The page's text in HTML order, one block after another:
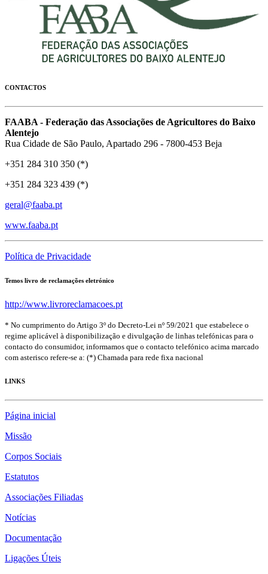
CONTACTOS
FAABA - Federação das Associações de Agricultores do Baixo
Alentejo
Rua Cidade de São Paulo, Apartado 296 - 7800-453 Beja
+351 284 310 350 (*)
+351 284 323 439 (*)
geral@faaba.pt
www.faaba.pt
Política de Privacidade
Temos livro de reclamações eletrónico
http://www.livroreclamacoes.pt
* No cumprimento do Artigo 3º do Decreto-Lei nº 59/2021 que estabelece o
regime aplicável à disponibilização e divulgação de linhas telefónicas para o
contacto do consumidor, informamos que o contacto telefónico acima marcado
com asterisco refere-se a: (*) Chamada para rede fixa nacional
LINKS
Página inicial
Missão
Corpos Sociais
Estatutos
Associações Filiadas
Notícias
Documentação
Ligações Úteis